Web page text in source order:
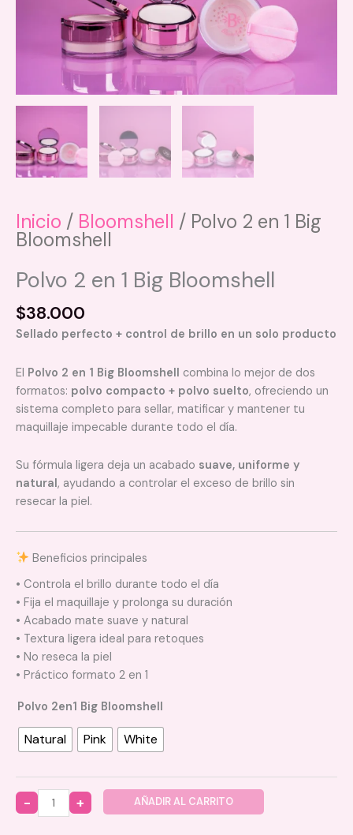
Inicio / Bloomshell / Polvo 2 en 1 Big
Bloomshell
Polvo 2 en 1 Big Bloomshell
$38.000
Sellado perfecto + control de brillo en un solo producto
El Polvo 2 en 1 Big Bloomshell combina lo mejor de dos
formatos: polvo compacto + polvo suelto, ofreciendo un
sistema completo para sellar, matificar y mantener tu
maquillaje impecable durante todo el día.
Su fórmula ligera deja un acabado suave, uniforme y
natural, ayudando a controlar el exceso de brillo sin
resecar la piel.
Beneficios principales
• Controla el brillo durante todo el día
• Fija el maquillaje y prolonga su duración
• Acabado mate suave y natural
• Textura ligera ideal para retoques
• No reseca la piel
• Práctico formato 2 en 1
Polvo 2en1 Big Bloomshell
Natural Pink White
Quantity
AÑADIR AL CARRITO